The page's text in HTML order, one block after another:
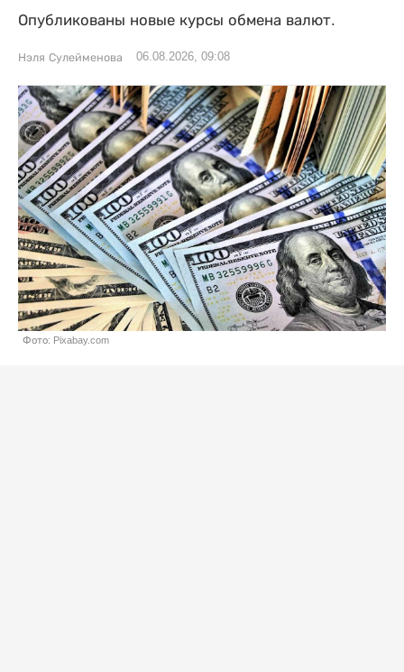
Опубликованы новые курсы обмена валют.
Нэля Сулейменова 06.08.2026, 09:08
Фото: Pixabay.com